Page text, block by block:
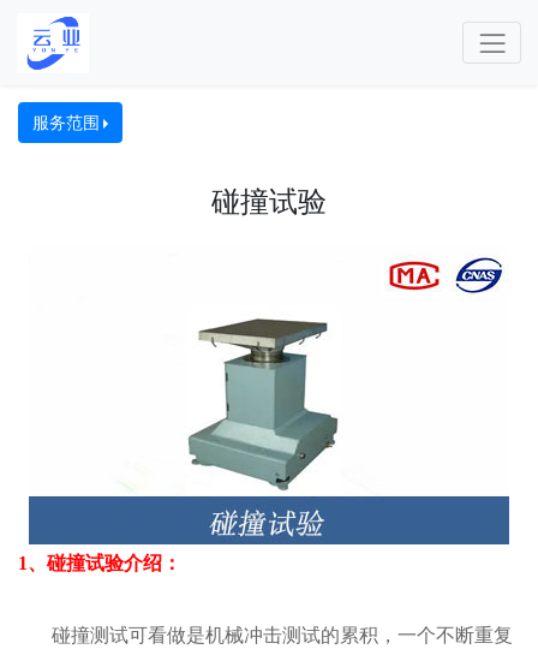
服务范围
碰撞试验
1、碰撞试验介绍：
碰撞测试可看做是机械冲击测试的累积，一个不断重复